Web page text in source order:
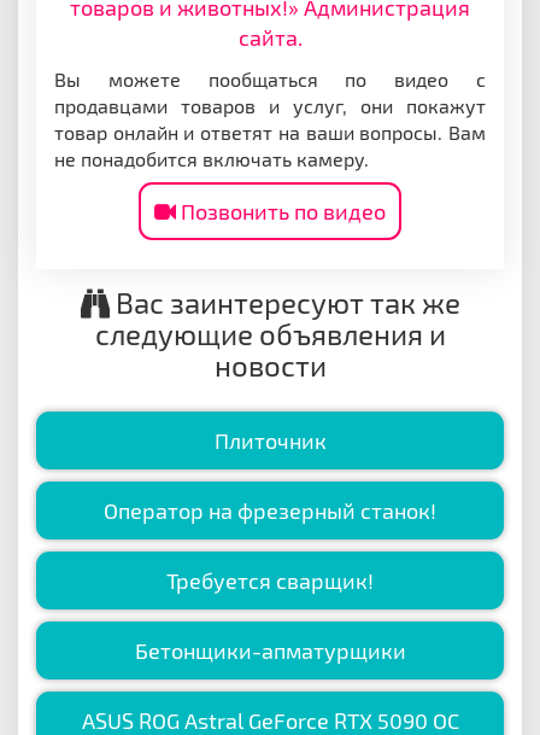
товаров и животных!» Администрация
сайта.
Вы можете пообщаться по видео с
продавцами товаров и услуг, они покажут
товар онлайн и ответят на ваши вопросы. Вам
не понадобится включать камеру.
Позвонить по видео
Вас заинтересуют так же
следующие объявления и
новости
Плиточник
Оператор на фрезерный станок!
Требуется сварщик!
Бетонщики-апматурщики
ASUS ROG Astral GeForce RTX 5090 OC